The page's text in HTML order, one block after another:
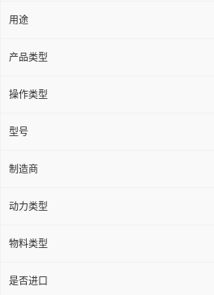
用途
产品类型
操作类型
型号
制造商
动力类型
物料类型
是否进口